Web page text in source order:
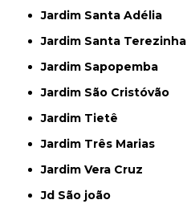
Jardim Santa Adélia
Jardim Santa Terezinha
Jardim Sapopemba
Jardim São Cristóvão
Jardim Tietê
Jardim Três Marias
Jardim Vera Cruz
Jd São joão